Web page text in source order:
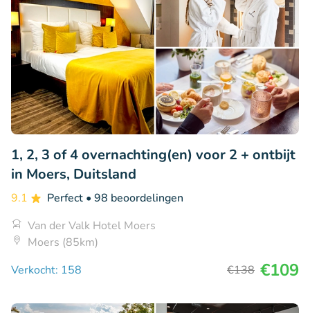
1, 2, 3 of 4 overnachting(en) voor 2 + ontbijt
in Moers, Duitsland
9.1 Perfect • 98 beoordelingen
Van der Valk Hotel Moers
Moers (85km)
Verkocht: 158
€138 €109